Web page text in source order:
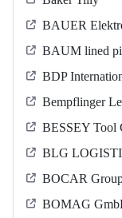
BAUER
BAUM lined
BDP
Bempflinger
BESSEY Tool
BLG
BOCAR
BOMAG